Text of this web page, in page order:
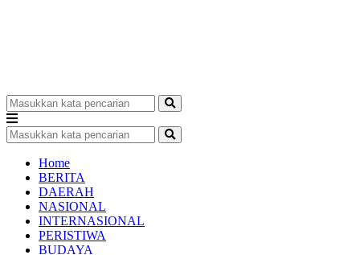
Home
BERITA
DAERAH
NASIONAL
INTERNASIONAL
PERISTIWA
BUDAYA